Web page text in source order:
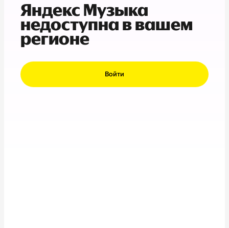
Яндекс Музыка
недоступна в вашем
регионе
Войти